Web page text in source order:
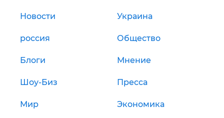
Новости Украина
россия Общество
Блоги Мнение
Шоу-Биз Пресса
Мир Экономика